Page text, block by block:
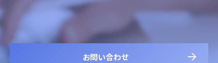
お問い合わせ